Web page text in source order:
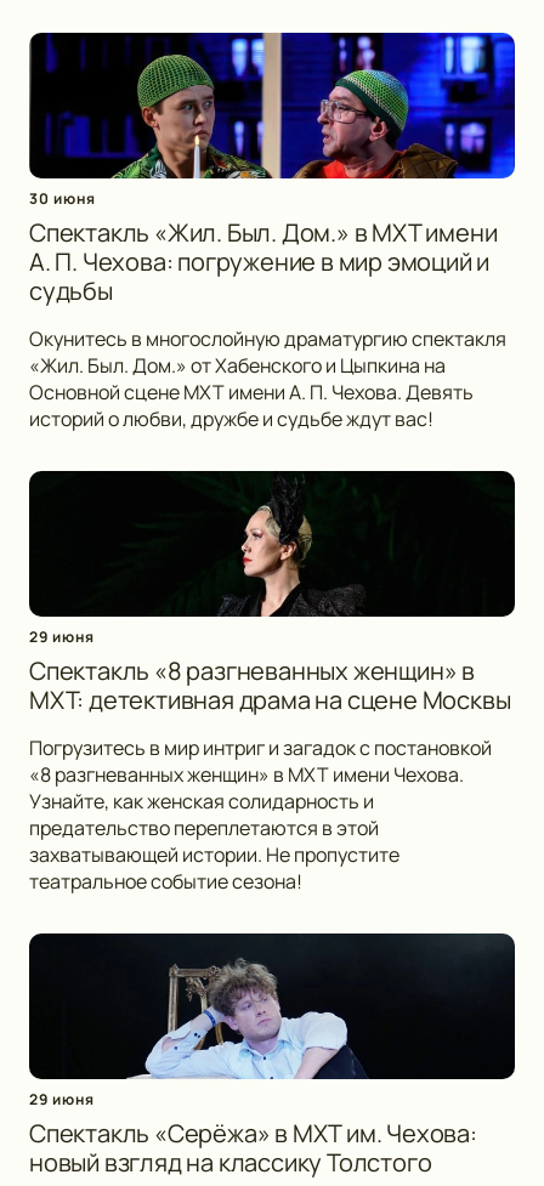
30 июня
Спектакль «Жил. Был. Дом.» в МХТ имени
А. П. Чехова: погружение в мир эмоций и
судьбы
Окунитесь в многослойную драматургию спектакля
«Жил. Был. Дом.» от Хабенского и Цыпкина на
Основной сцене МХТ имени А. П. Чехова. Девять
историй о любви, дружбе и судьбе ждут вас!
29 июня
Спектакль «8 разгневанных женщин» в
МХТ: детективная драма на сцене Москвы
Погрузитесь в мир интриг и загадок с постановкой
«8 разгневанных женщин» в МХТ имени Чехова.
Узнайте, как женская солидарность и
предательство переплетаются в этой
захватывающей истории. Не пропустите
театральное событие сезона!
29 июня
Спектакль «Серёжа» в МХТ им. Чехова:
новый взгляд на классику Толстого